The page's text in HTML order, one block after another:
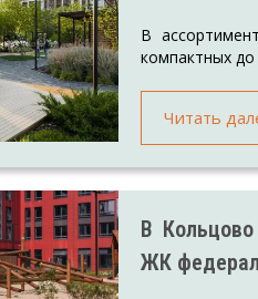
В
компактных
Читать
В
ЖК